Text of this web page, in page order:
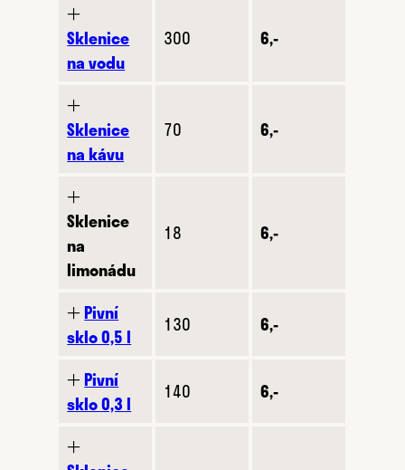
🞢
Sklenice
na vodu
300 6,-
🞢
Sklenice
na kávu
70 6,-
🞢
Sklenice
na
limonádu
18 6,-
🞢Pivní
sklo 0,5 l
130 6,-
🞢Pivní
sklo 0,3 l
140 6,-
🞢